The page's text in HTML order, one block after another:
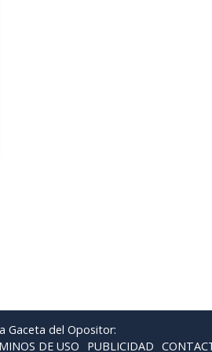
Gaceta del Opositor:
DE USO
PUBLICIDAD